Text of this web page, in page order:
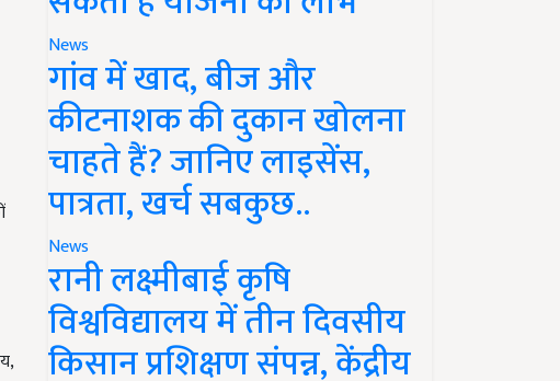
News
गांव में खाद, बीज और
कीटनाशक की दुकान खोलना
चाहते हैं? जानिए लाइसेंस,
पात्रता, खर्च सबकुछ..
News
रानी लक्ष्मीबाई कृषि
विश्वविद्यालय में तीन दिवसीय
किसान प्रशिक्षण संपन्न, केंद्रीय